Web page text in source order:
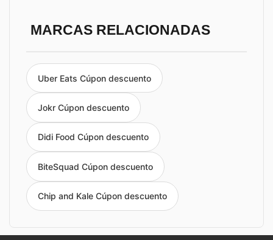
MARCAS RELACIONADAS
Uber Eats Cúpon descuento
Jokr Cúpon descuento
Didi Food Cúpon descuento
BiteSquad Cúpon descuento
Chip and Kale Cúpon descuento